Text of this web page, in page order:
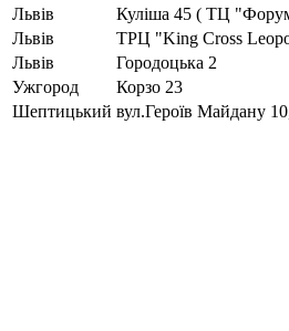
Львів
Куліша 45 ( ТЦ
Львів
ТРЦ "King Cross
Львів
Городоцька 2
Ужгород
Корзо 23
Шептицький вул.Героїв Майдану